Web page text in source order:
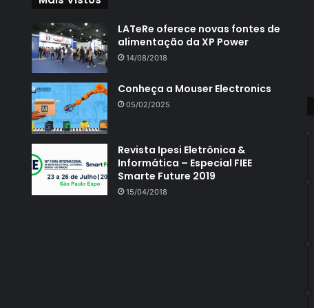
LATeRe oferece novas fontes de
alimentação da XP Power
14/08/2018
Conheça a Mouser Electronics
05/02/2025
Revista Ipesi Eletrônica &
Informática – Especial FIEE
Smarte Future 2019
15/04/2018